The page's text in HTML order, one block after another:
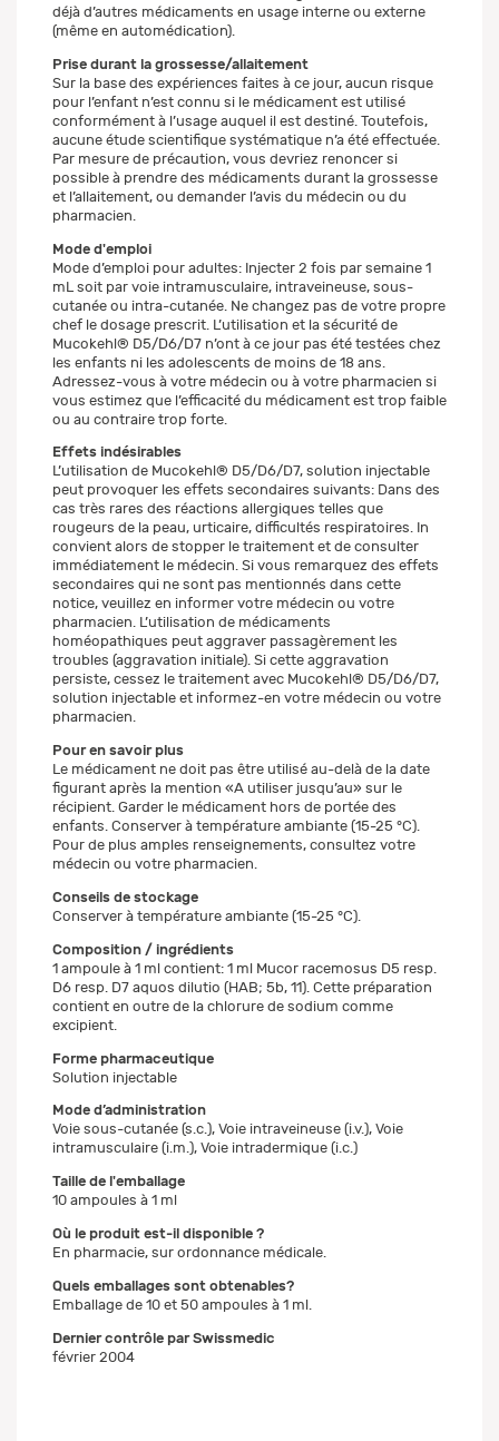
déjà d’autres médicaments en usage interne ou externe
(même en automédication).
Prise durant la grossesse/allaitement
Sur la base des expériences faites à ce jour, aucun risque
pour l’enfant n’est connu si le médicament est utilisé
conformément à l’usage auquel il est destiné. Toutefois,
aucune étude scientifique systématique n’a été effectuée.
Par mesure de précaution, vous devriez renoncer si
possible à prendre des médicaments durant la grossesse
et l’allaitement, ou demander l’avis du médecin ou du
pharmacien.
Mode d'emploi
Mode d’emploi pour adultes: Injecter 2 fois par semaine 1
mL soit par voie intramusculaire, intraveineuse, sous-
cutanée ou intra-cutanée. Ne changez pas de votre propre
chef le dosage prescrit. L’utilisation et la sécurité de
Mucokehl® D5/D6/D7 n’ont à ce jour pas été testées chez
les enfants ni les adolescents de moins de 18 ans.
Adressez-vous à votre médecin ou à votre pharmacien si
vous estimez que l’efficacité du médicament est trop faible
ou au contraire trop forte.
Effets indésirables
L’utilisation de Mucokehl® D5/D6/D7, solution injectable
peut provoquer les effets secondaires suivants: Dans des
cas très rares des réactions allergiques telles que
rougeurs de la peau, urticaire, difficultés respiratoires. In
convient alors de stopper le traitement et de consulter
immédiatement le médecin. Si vous remarquez des effets
secondaires qui ne sont pas mentionnés dans cette
notice, veuillez en informer votre médecin ou votre
pharmacien. L’utilisation de médicaments
homéopathiques peut aggraver passagèrement les
troubles (aggravation initiale). Si cette aggravation
persiste, cessez le traitement avec Mucokehl® D5/D6/D7,
solution injectable et informez-en votre médecin ou votre
pharmacien.
Pour en savoir plus
Le médicament ne doit pas être utilisé au-delà de la date
figurant après la mention «A utiliser jusqu’au» sur le
récipient. Garder le médicament hors de portée des
enfants. Conserver à température ambiante (15-25 °C).
Pour de plus amples renseignements, consultez votre
médecin ou votre pharmacien.
Conseils de stockage
Conserver à température ambiante (15-25 °C).
Composition / ingrédients
1 ampoule à 1 ml contient: 1 ml Mucor racemosus D5 resp.
D6 resp. D7 aquos dilutio (HAB; 5b, 11). Cette préparation
contient en outre de la chlorure de sodium comme
excipient.
Forme pharmaceutique
Solution injectable
Mode d’administration
Voie sous-cutanée (s.c.), Voie intraveineuse (i.v.), Voie
intramusculaire (i.m.), Voie intradermique (i.c.)
Taille de l'emballage
10 ampoules à 1 ml
Où le produit est-il disponible ?
En pharmacie, sur ordonnance médicale.
Quels emballages sont obtenables?
Emballage de 10 et 50 ampoules à 1 ml.
Dernier contrôle par Swissmedic
février 2004